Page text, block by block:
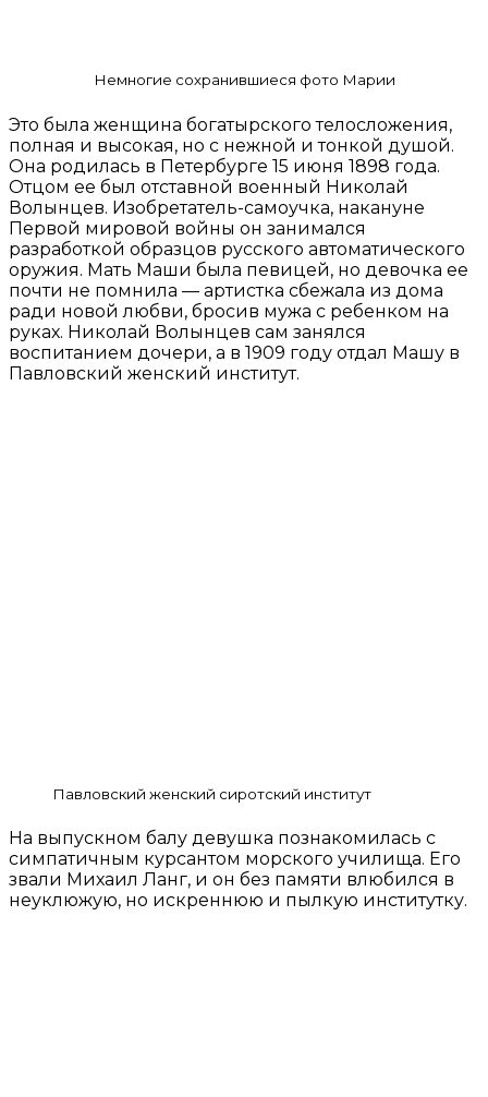
Немногие сохранившиеся фото Марии
Это была женщина богатырского телосложения,
полная и высокая, но с нежной и тонкой душой.
Она родилась в Петербурге 15 июня 1898 года.
Отцом ее был отставной военный Николай
Волынцев. Изобретатель-самоучка, накануне
Первой мировой войны он занимался
разработкой образцов русского автоматического
оружия. Мать Маши была певицей, но девочка ее
почти не помнила — артистка сбежала из дома
ради новой любви, бросив мужа с ребенком на
руках. Николай Волынцев сам занялся
воспитанием дочери, а в 1909 году отдал Машу в
Павловский женский институт.
Павловский женский сиротский институт
На выпускном балу девушка познакомилась с
симпатичным курсантом морского училища. Его
звали Михаил Ланг, и он без памяти влюбился в
неуклюжую, но искреннюю и пылкую институтку.